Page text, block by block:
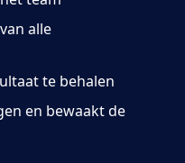
alle
te behalen
en bewaakt de